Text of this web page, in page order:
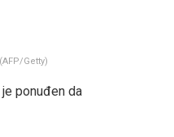
(AFP/Getty)
ponuđen da